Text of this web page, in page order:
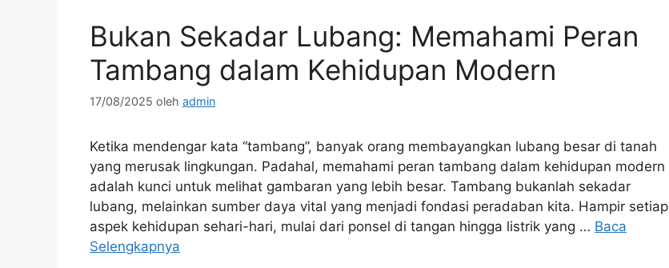
Bukan Sekadar Lubang: Memahami Peran
Tambang dalam Kehidupan Modern
17/08/2025 oleh admin
Ketika mendengar kata “tambang”, banyak orang membayangkan lubang besar di tanah
yang merusak lingkungan. Padahal, memahami peran tambang dalam kehidupan modern
adalah kunci untuk melihat gambaran yang lebih besar. Tambang bukanlah sekadar
lubang, melainkan sumber daya vital yang menjadi fondasi peradaban kita. Hampir setiap
aspek kehidupan sehari-hari, mulai dari ponsel di tangan hingga listrik yang … Baca
Selengkapnya